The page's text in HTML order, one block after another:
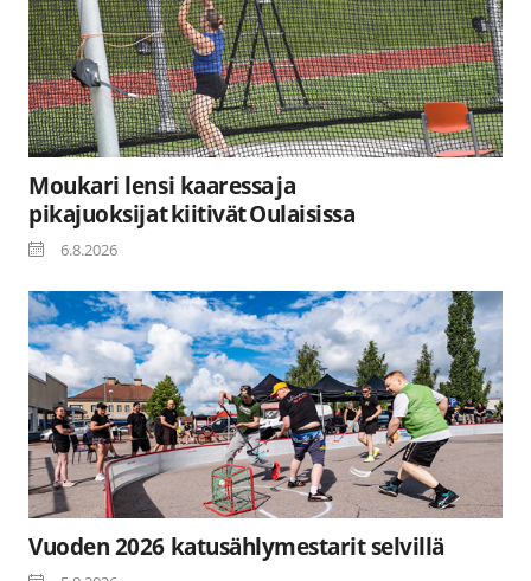
Moukari lensi kaaressa ja
pikajuoksijat kiitivät Oulaisissa
6.8.2026
Vuoden 2026 katusählymestarit selvillä